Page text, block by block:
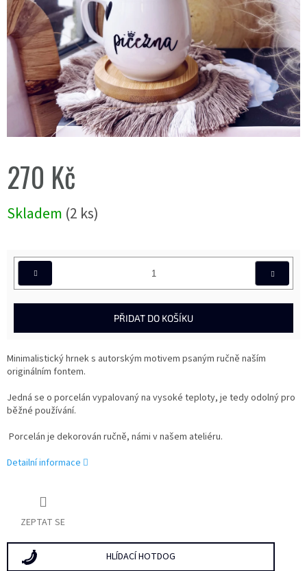
270 Kč
cena:
Skladem (2 ks)
PŘIDAT DO KOŠÍKU
Minimalistický hrnek s autorským motivem psaným ručně naším
originálním fontem.
Jedná se o porcelán vypalovaný na vysoké teploty, je tedy odolný pro
běžné používání.
Porcelán je dekorován ručně, námi v našem ateliéru.
Detailní informace
ZEPTAT SE
HLÍDACÍ HOTDOG